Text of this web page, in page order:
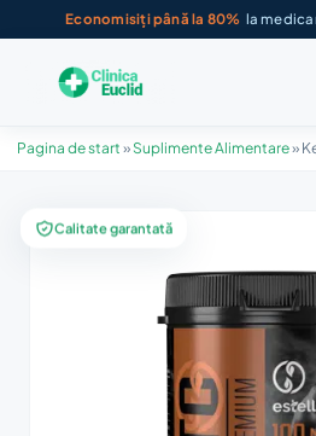
Economisiți până la 80% la
Pagina de start » Suplimente Alimentare»
Calitate garantată